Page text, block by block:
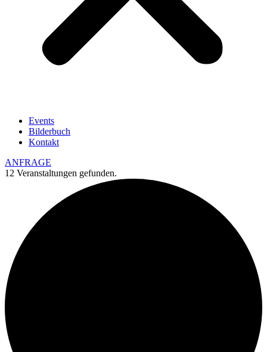
Events
Bilderbuch
Kontakt
ANFRAGE
12 Veranstaltungen gefunden.